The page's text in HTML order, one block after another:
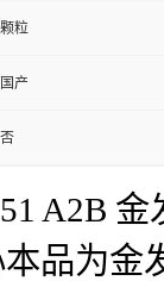
颗粒
国产
否
A2B
品为